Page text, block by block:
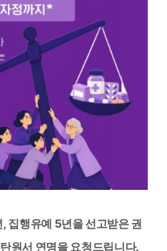
집행유예 5년을 선고받은 권
원서 연명을 요청드립니다.